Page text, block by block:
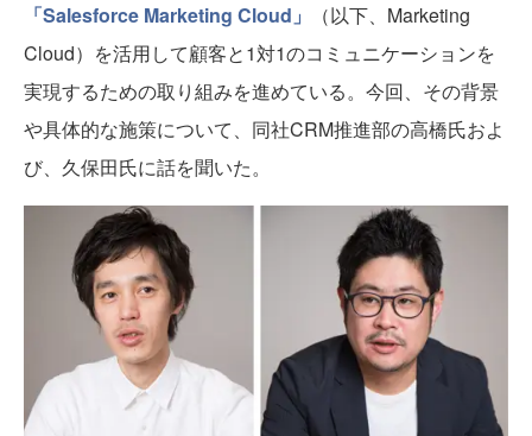
「Salesforce Marketing Cloud」
（以下、Marketing
Cloud）を活用して顧客と1対1のコミュニケーションを
実現するための取り組みを進めている。今回、その背景
や具体的な施策について、同社CRM推進部の高橋氏およ
び、久保田氏に話を聞いた。